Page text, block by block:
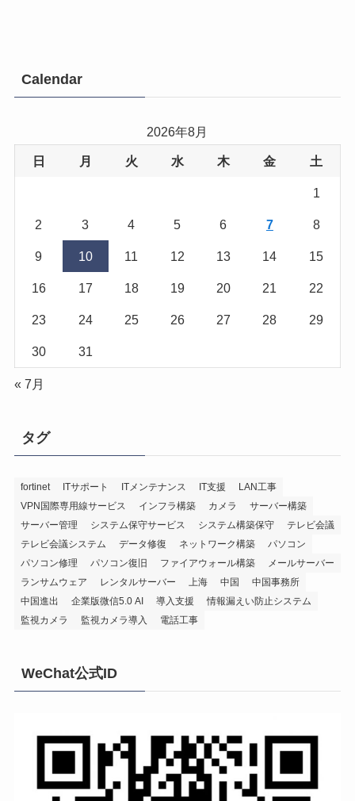
Calendar
2026年8月
日 月 火 水 木 金 土
1
2 3 4 5 6 7 8
9 10 11 12 13 14 15
16 17 18 19 20 21 22
23 24 25 26 27 28 29
30 31
« 7月
タグ
fortinet ITサポート ITメンテナンス IT支援
LAN工事
VPN国際専用線サービス
インフラ構築 カメラ
サーバー構築
サーバー管理
システム保守サービス システム構築保守
テレビ会議
テレビ会議システム
データ修復 ネットワーク構築
パソコン
パソコン修理
パソコン復旧 ファイアウォール構築
メールサーバー
ランサムウェア
レンタルサーバー 上海 中国
中国事務所
中国進出
企業版微信5.0 AI 導入支援
情報漏えい防止システム
監視カメラ
監視カメラ導入 電話工事
WeChat公式ID